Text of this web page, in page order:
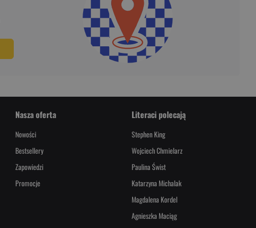
Nasza oferta
Nowości
Bestsellery
Zapowiedzi
Promocje
Literaci polecają
Stephen King
Wojciech Chmielarz
Paulina Świst
Katarzyna Michalak
Magdalena Kordel
Agnieszka Maciąg